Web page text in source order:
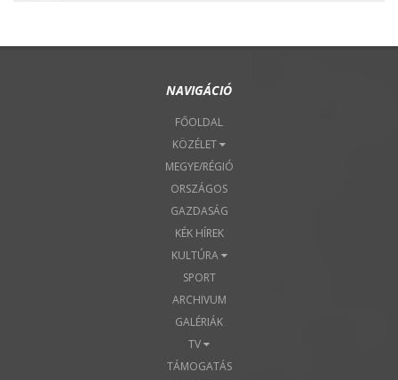
NAVIGÁCIÓ
FŐOLDAL
KÖZÉLET
MEGYE/RÉGIÓ
ORSZÁGOS
GAZDASÁG
KÉK HÍREK
KULTÚRA
SPORT
ARCHIVUM
GALÉRIÁK
TV
TÁMOGATÁS